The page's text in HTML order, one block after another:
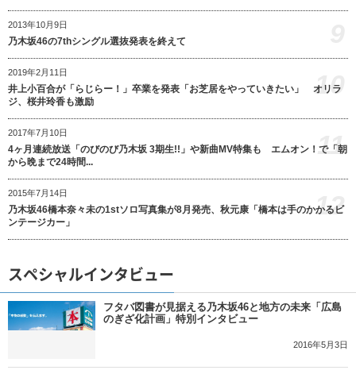
2013年10月9日
乃木坂46の7thシングル選抜発表を終えて
2019年2月11日
井上小百合が「らじらー！」卒業を発表「お芝居をやっていきたい」 オリラ
ジ、桜井玲香も激励
10
2017年7月10日
4ヶ月連続放送「のびのび乃木坂 3期生!!」や新曲MV特集も エムオン！で「朝
から晩まで24時間...
11
2015年7月14日
乃木坂46橋本奈々未の1stソロ写真集が8月発売、秋元康「橋本は手のかかるビ
ンテージカー」
12
スペシャルインタビュー
フタバ図書が見据える乃木坂46と地方の未来「広島
のぎざ化計画」特別インタビュー
2016年5月3日